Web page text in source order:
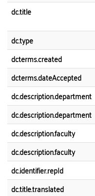
dc.title
dc.type
dcterms.created
dcterms.dateAccepted
dc.description.department
dc.description.department
dc.description.faculty
dc.description.faculty
dc.identifier.repId
dc.title.translated